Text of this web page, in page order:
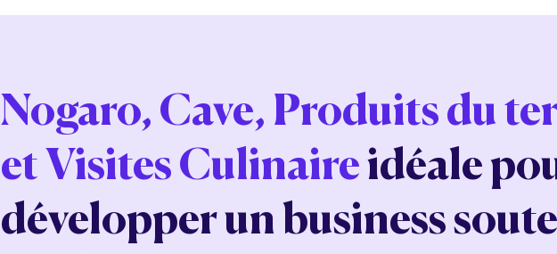
Nogaro, Cave, Produits du
et Visites Culinaireidéale
développer un business